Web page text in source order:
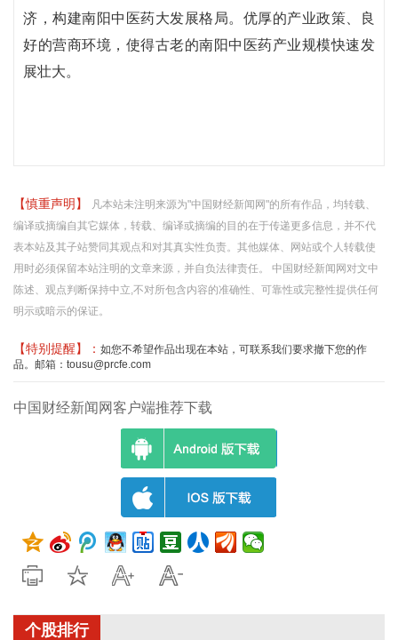
济，构建南阳中医药大发展格局。优厚的产业政策、良
好的营商环境，使得古老的南阳中医药产业规模快速发
展壮大。
【慎重声明】
凡本站未注明来源为"中国财经新闻网"的所有作品，均转载、
编译或摘编自其它媒体，转载、编译或摘编的目的在于传递更多信息，并不代
表本站及其子站赞同其观点和对其真实性负责。其他媒体、网站或个人转载使
用时必须保留本站注明的文章来源，并自负法律责任。 中国财经新闻网对文中
陈述、观点判断保持中立,不对所包含内容的准确性、可靠性或完整性提供任何
明示或暗示的保证。
【特别提醒】： 如您不希望作品出现在本站，可联系我们要求撤下您的作
品。邮箱：tousu@prcfe.com
中国财经新闻网客户端推荐下载
个股排行